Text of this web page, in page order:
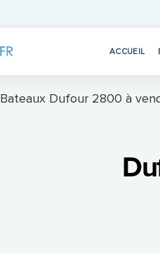
ACCUEIL
Bateaux Dufour 2800 à